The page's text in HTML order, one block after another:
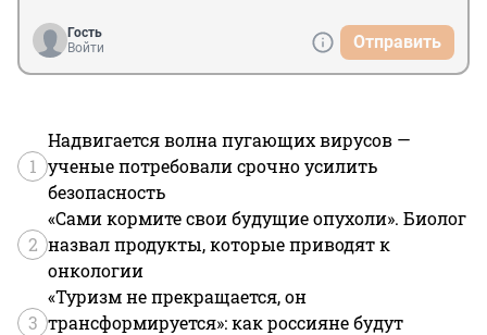
Гость
Войти
Отправить
1
Надвигается волна пугающих вирусов —
ученые потребовали срочно усилить
безопасность
2
«Сами кормите свои будущие опухоли». Биолог
назвал продукты, которые приводят к
онкологии
3
«Туризм не прекращается, он
трансформируется»: как россияне будут